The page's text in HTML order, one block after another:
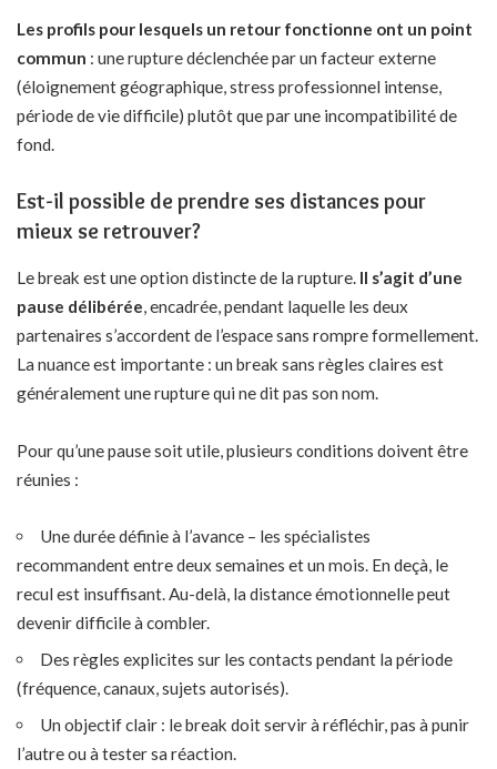
Les profils pour lesquels un retour fonctionne ont un point
commun : une rupture déclenchée par un facteur externe
(éloignement géographique, stress professionnel intense,
période de vie difficile) plutôt que par une incompatibilité de
fond.
Est-il possible de prendre ses distances pour
mieux se retrouver?
Le break est une option distincte de la rupture. Il s’agit d’une
pause délibérée, encadrée, pendant laquelle les deux
partenaires s’accordent de l’espace sans rompre formellement.
La nuance est importante : un break sans règles claires est
généralement une rupture qui ne dit pas son nom.
Pour qu’une pause soit utile, plusieurs conditions doivent être
réunies :
Une durée définie à l’avance – les spécialistes
recommandent entre deux semaines et un mois. En deçà, le
recul est insuffisant. Au-delà, la distance émotionnelle peut
devenir difficile à combler.
Des règles explicites sur les contacts pendant la période
(fréquence, canaux, sujets autorisés).
Un objectif clair : le break doit servir à réfléchir, pas à punir
l’autre ou à tester sa réaction.